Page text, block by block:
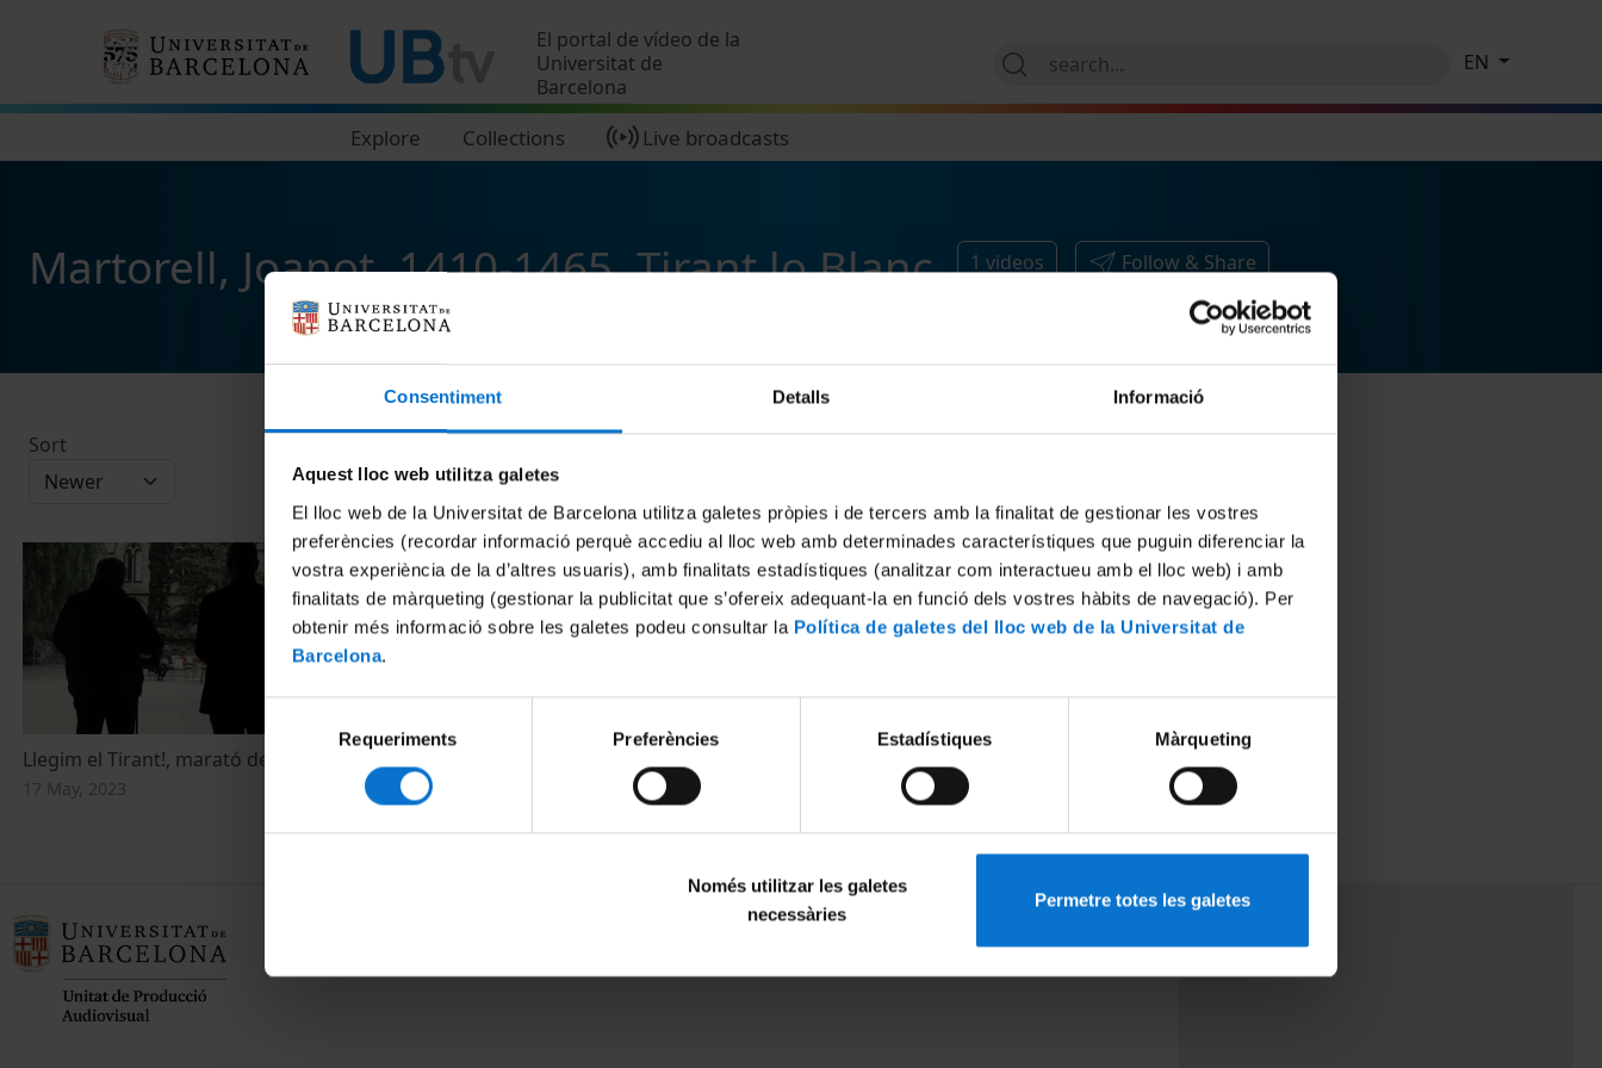
Consentiment Detalls Informació
Aquest lloc web utilitza galetes
El lloc web de la Universitat de Barcelona utilitza galetes pròpies i de tercers amb la finalitat de gestionar les vostres
preferències (recordar informació perquè accediu al lloc web amb determinades característiques que puguin diferenciar la
vostra experiència de la d’altres usuaris), amb finalitats estadístiques (analitzar com interactueu amb el lloc web) i amb
finalitats de màrqueting (gestionar la publicitat que s’ofereix adequant-la en funció dels vostres hàbits de navegació). Per
obtenir més informació sobre les galetes podeu consultar la Política de galetes del lloc web de la Universitat de
Barcelona.
de
consentiment
Requeriments Preferències Estadístiques Màrqueting
Només utilitzar les galetes
necessàries
Permetre totes les galetes
El portal de vídeo de la
Universitat de
Barcelona
Explore Collections Live broadcasts
EN
Martorell, Joanot, 1410-1465. Tirant lo Blanc 1 videos Follow & Share
Sort
Llegim el Tirant!, marató de lectura
17 May, 2023
MENÚ PEU 1
Legal notice
PEU 3